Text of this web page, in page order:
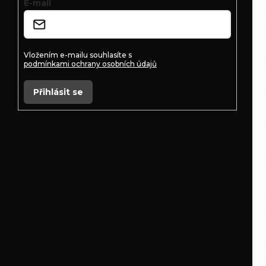
E-mail
Vložením e-mailu souhlasíte s
podmínkami ochrany osobních údajů
Přihlásit se